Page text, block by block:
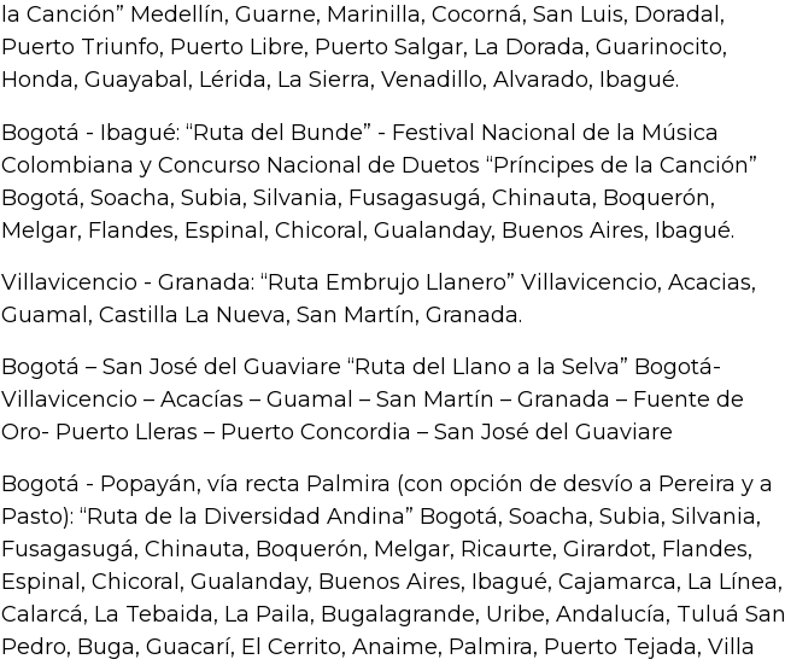
la Canción” Medellín, Guarne, Marinilla, Cocorná, San Luis, Doradal,
Puerto Triunfo, Puerto Libre, Puerto Salgar, La Dorada, Guarinocito,
Honda, Guayabal, Lérida, La Sierra, Venadillo, Alvarado, Ibagué.
Bogotá - Ibagué: “Ruta del Bunde” - Festival Nacional de la Música
Colombiana y Concurso Nacional de Duetos “Príncipes de la Canción”
Bogotá, Soacha, Subia, Silvania, Fusagasugá, Chinauta, Boquerón,
Melgar, Flandes, Espinal, Chicoral, Gualanday, Buenos Aires, Ibagué.
Villavicencio - Granada: “Ruta Embrujo Llanero” Villavicencio, Acacias,
Guamal, Castilla La Nueva, San Martín, Granada.
Bogotá – San José del Guaviare “Ruta del Llano a la Selva” Bogotá-
Villavicencio – Acacías – Guamal – San Martín – Granada – Fuente de
Oro- Puerto Lleras – Puerto Concordia – San José del Guaviare
Bogotá - Popayán, vía recta Palmira (con opción de desvío a Pereira y a
Pasto): “Ruta de la Diversidad Andina” Bogotá, Soacha, Subia, Silvania,
Fusagasugá, Chinauta, Boquerón, Melgar, Ricaurte, Girardot, Flandes,
Espinal, Chicoral, Gualanday, Buenos Aires, Ibagué, Cajamarca, La Línea,
Calarcá, La Tebaida, La Paila, Bugalagrande, Uribe, Andalucía, Tuluá San
Pedro, Buga, Guacarí, El Cerrito, Anaime, Palmira, Puerto Tejada, Villa